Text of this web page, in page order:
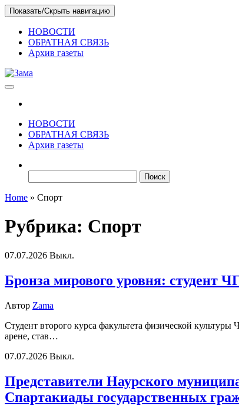
Skip
to
content
Показать/Скрыть навигацию
НОВОСТИ
ОБРАТНАЯ СВЯЗЬ
Архив газеты
НОВОСТИ
ОБРАТНАЯ СВЯЗЬ
Архив газеты
Home » Спорт
Рубрика: Спорт
07.07.2026 Выкл.
Бронза мирового уровня: студент
Автор Zama
Студент второго курса факультета физической
арене, став…
07.07.2026 Выкл.
Представители Наурского
Спартакиады государственных